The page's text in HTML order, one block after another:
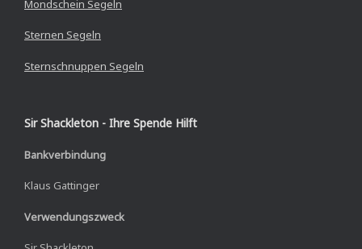
Mondschein Segeln
Sternen Segeln
Sternschnuppen Segeln
Sir Shackleton - Ihre Spende Hilft
Bankverbindung
Klaus Gattinger
Verwendungszweck